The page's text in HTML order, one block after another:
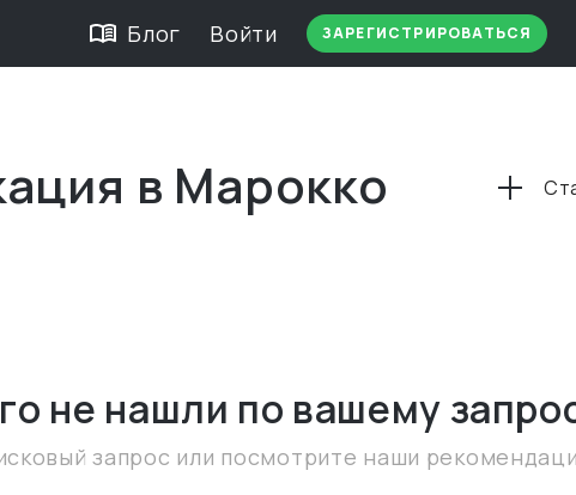
Блог Войти ЗАРЕГИСТРИРОВАТЬСЯ
в Марокко
не нашли по вашему
запрос или посмотрите наши